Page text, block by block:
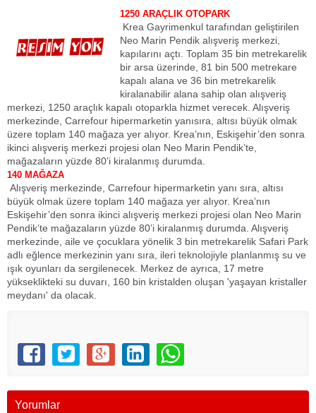
1250 ARAÇLIK OTOPARK
Krea Gayrimenkul tarafından geliştirilen
Neo Marin Pendik alışveriş merkezi,
kapılarını açtı. Toplam 35 bin metrekarelik
bir arsa üzerinde, 81 bin 500 metrekare
kapalı alana ve 36 bin metrekarelik
kiralanabilir alana sahip olan alışveriş
merkezi, 1250 araçlık kapalı otoparkla hizmet verecek. Alışveriş
merkezinde, Carrefour hipermarketin yanısıra, altısı büyük olmak
üzere toplam 140 mağaza yer alıyor. Krea’nın, Eskişehir’den sonra
ikinci alışveriş merkezi projesi olan Neo Marin Pendik’te,
mağazaların yüzde 80’i kiralanmış durumda.
140 MAĞAZA
Alışveriş merkezinde, Carrefour hipermarketin yanı sıra, altısı
büyük olmak üzere toplam 140 mağaza yer alıyor. Krea’nın
Eskişehir’den sonra ikinci alışveriş merkezi projesi olan Neo Marin
Pendik’te mağazaların yüzde 80’i kiralanmış durumda. Alışveriş
merkezinde, aile ve çocuklara yönelik 3 bin metrekarelik Safari Park
adlı eğlence merkezinin yanı sıra, ileri teknolojiyle planlanmış su ve
ışık oyunları da sergilenecek. Merkez de ayrıca, 17 metre
yükseklikteki su duvarı, 160 bin kristalden oluşan 'yaşayan kristaller
meydanı' da olacak.
Yorumlar